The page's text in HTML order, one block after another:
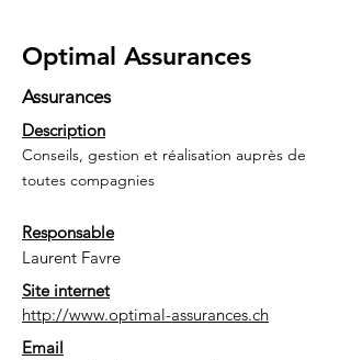
Optimal Assurances
Assurances
Description
Conseils, gestion et réalisation auprès de
toutes compagnies
Responsable
Laurent Favre
Site internet
http://www.optimal-assurances.ch
Email